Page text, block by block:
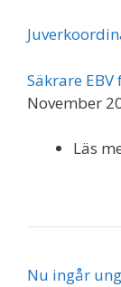
Säkrare
November
Läs
Nu ingår